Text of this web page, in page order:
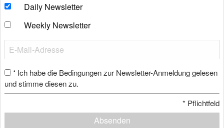
Daily Newsletter
Weekly Newsletter
* Ich habe die Bedingungen zur Newsletter-Anmeldung gelesen
und stimme diesen zu.
* Pflichtfeld
Absenden